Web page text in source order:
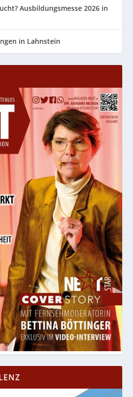
Ausbildungsmesse 2026 in
in Lahnstein